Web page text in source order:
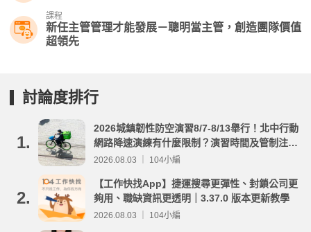
課程
新任主管管理才能發展－聰明當主管，創造團隊價值
超領先
討論度排行
1.
2026城鎮韌性防空演習8/7-8/13舉行！北中行動
網路降速演練有什麼限制？演習時間及管制注意
事項整理
2026.08.03 ｜ 104小編
2.
【工作快找App】捷運搜尋更彈性、封鎖公司更
夠用、職缺資訊更透明｜3.37.0 版本更新教學
2026.08.03 ｜ 104小編